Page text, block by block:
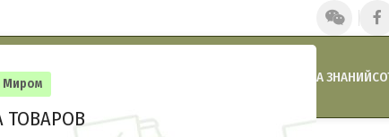
Миром
ТОВАРОВ
ГЛАВНАЯ БАЗА ЗНАНИЙ